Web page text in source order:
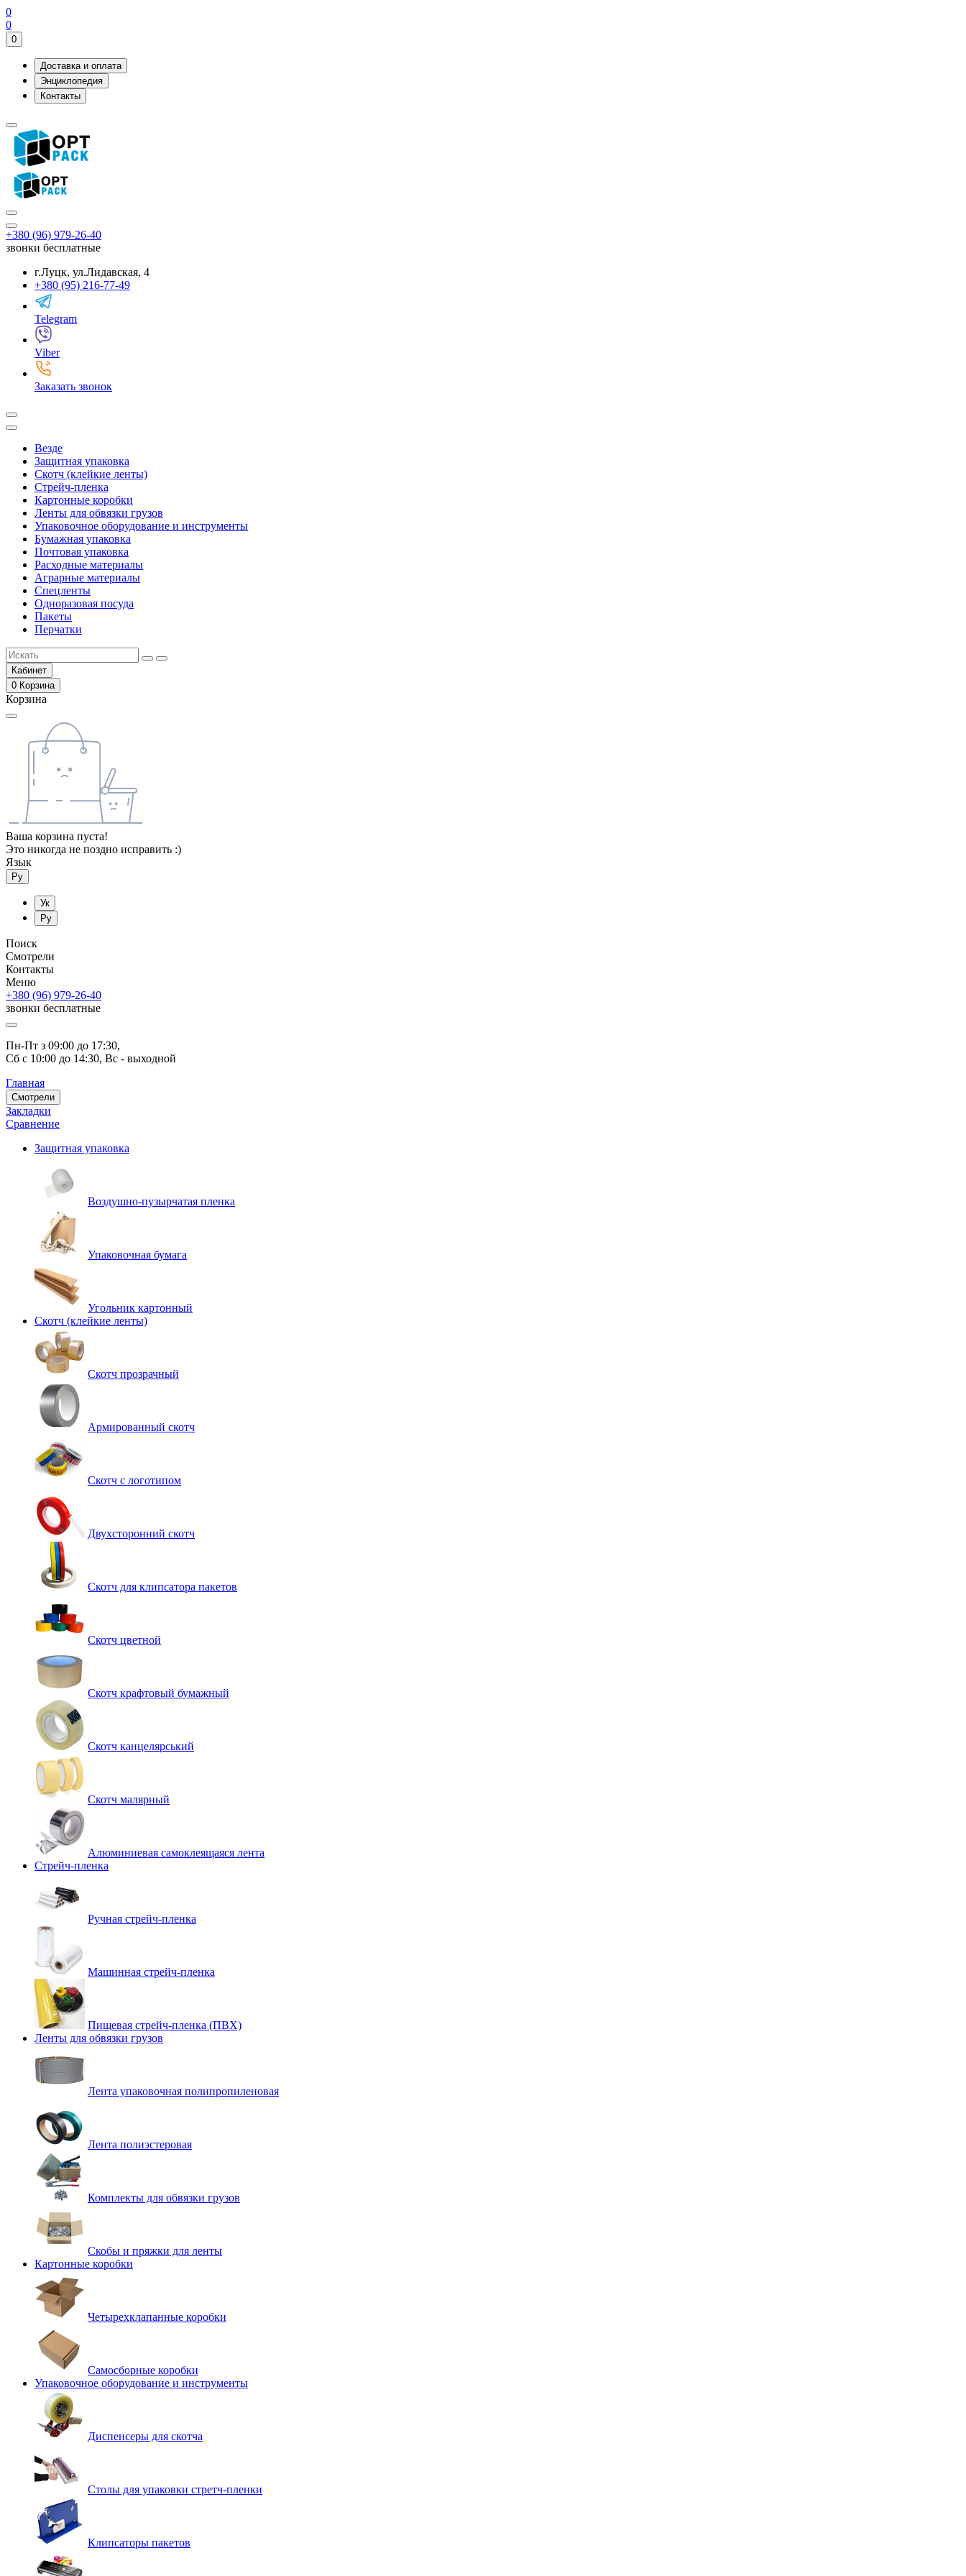
0
0
0
Доставка и оплата
Энциклопедия
Контакты
+380 (96) 979-26-40
звонки бесплатные
г.Луцк, ул.Лидавская, 4
+380 (95) 216-77-49
Telegram
Viber
Заказать звонок
Везде
Защитная упаковка
Скотч (клейкие ленты)
Стрейч-пленка
Картонные коробки
Ленты для обвязки грузов
Упаковочное оборудование и инструменты
Бумажная упаковка
Почтовая упаковка
Расходные материалы
Аграрные материалы
Спецленты
Одноразовая посуда
Пакеты
Перчатки
Кабинет
0 Корзина
Корзина
Ваша корзина пуста!
Это никогда не поздно исправить :)
Язык
Ру
Ук
Ру
Поиск
Смотрели
Контакты
Меню
+380 (96) 979-26-40
звонки бесплатные
Пн-Пт з 09:00 до 17:30,
Сб с 10:00 до 14:30, Вс - выходной
Главная
Смотрели
Закладки
Сравнение
Защитная упаковка
Воздушно-пузырчатая пленка
Упаковочная бумага
Угольник картонный
Скотч (клейкие ленты)
Cкотч прозрачный
Армированный скотч
Скотч с логотипом
Двухсторонний скотч
Скотч для клипсатора пакетов
Скотч цветной
Скотч крафтовый бумажный
Скотч канцелярський
Скотч малярный
Алюминиевая самоклеящаяся лента
Стрейч-пленка
Ручная стрейч-пленка
Машинная стрейч-пленка
Пищевая стрейч-пленка (ПВХ)
Ленты для обвязки грузов
Лента упаковочная полипропиленовая
Лента полиэстеровая
Комплекты для обвязки грузов
Скобы и пряжки для ленты
Картонные коробки
Четырехклапанные коробки
Самосборные коробки
Упаковочное оборудование и инструменты
Диспенсеры для скотча
Столы для упаковки стретч-пленки
Клипсаторы пакетов